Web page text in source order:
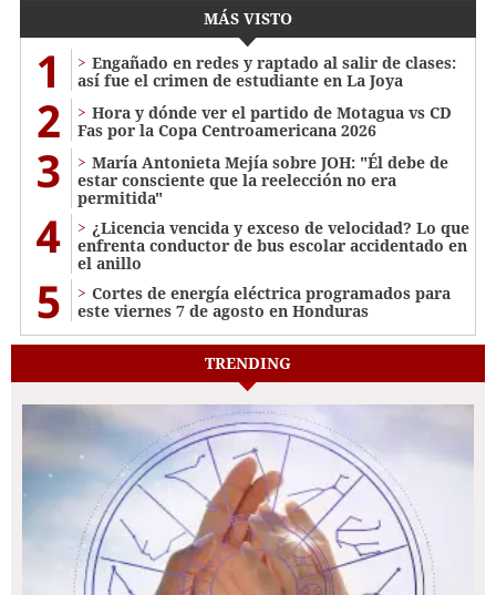
MÁS VISTO
1
Engañado en redes y raptado al salir de clases:
así fue el crimen de estudiante en La Joya
2
Hora y dónde ver el partido de Motagua vs CD
Fas por la Copa Centroamericana 2026
3
María Antonieta Mejía sobre JOH: "Él debe de
estar consciente que la reelección no era
permitida"
4
¿Licencia vencida y exceso de velocidad? Lo que
enfrenta conductor de bus escolar accidentado en
el anillo
5
Cortes de energía eléctrica programados para
este viernes 7 de agosto en Honduras
TRENDING